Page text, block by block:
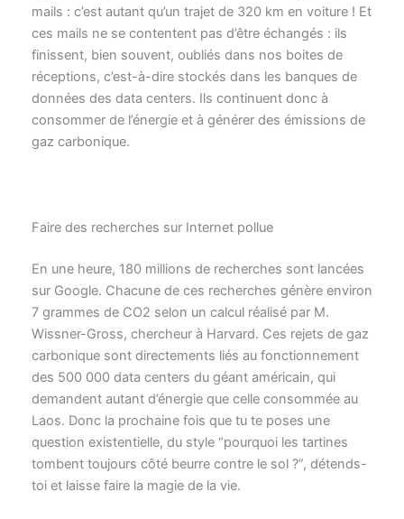
mails : c’est autant qu’un trajet de 320 km en voiture ! Et
ces mails ne se contentent pas d’être échangés : ils
finissent, bien souvent, oubliés dans nos boites de
réceptions, c’est-à-dire stockés dans les banques de
données des data centers. Ils continuent donc à
consommer de l’énergie et à générer des émissions de
gaz carbonique.
Faire des recherches sur Internet pollue
En une heure, 180 millions de recherches sont lancées
sur Google. Chacune de ces recherches génère environ
7 grammes de CO2 selon un calcul réalisé par M.
Wissner-Gross, chercheur à Harvard. Ces rejets de gaz
carbonique sont directements liés au fonctionnement
des 500 000 data centers du géant américain, qui
demandent autant d’énergie que celle consommée au
Laos. Donc la prochaine fois que tu te poses une
question existentielle, du style “pourquoi les tartines
tombent toujours côté beurre contre le sol ?”, détends-
toi et laisse faire la magie de la vie.